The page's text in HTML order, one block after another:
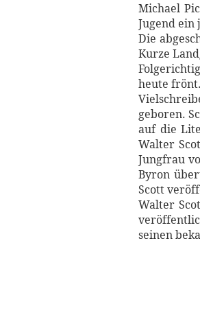
Michael
Jugend ein
Die
Kurze
heute frönt.
geboren.
auf die
Walter
Jungfrau
Byron
Scott
Walter
seinen